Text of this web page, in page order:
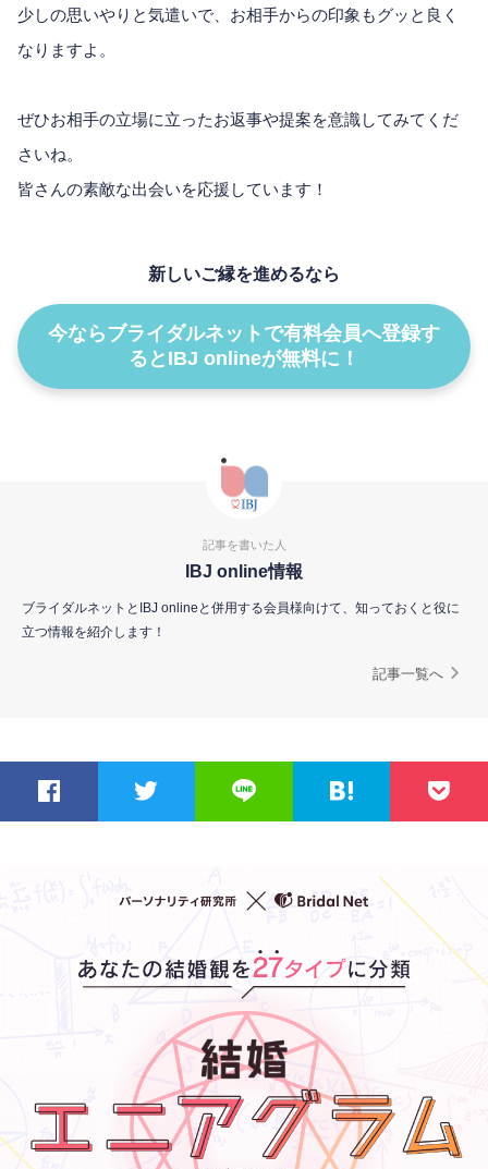
少しの思いやりと気遣いで、お相手からの印象もグッと良く
なりますよ。
ぜひお相手の立場に立ったお返事や提案を意識してみてくだ
さいね。
皆さんの素敵な出会いを応援しています！
新しいご縁を進めるなら
今ならブライダルネットで有料会員へ登録す
るとIBJ onlineが無料に！
記事を書いた人
IBJ online情報
ブライダルネットとIBJ onlineと併用する会員様向けて、知っておくと役に
立つ情報を紹介します！
記事一覧へ